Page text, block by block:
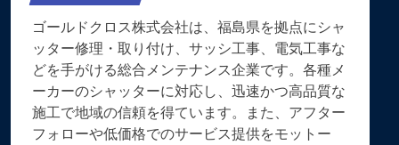
ゴールドクロス株式会社は、福島県を拠点にシャ
ッター修理・取り付け、サッシ工事、電気工事な
どを手がける総合メンテナンス企業です。各種メ
ーカーのシャッターに対応し、迅速かつ高品質な
施工で地域の信頼を得ています。また、アフター
フォローや低価格でのサービス提供をモットー